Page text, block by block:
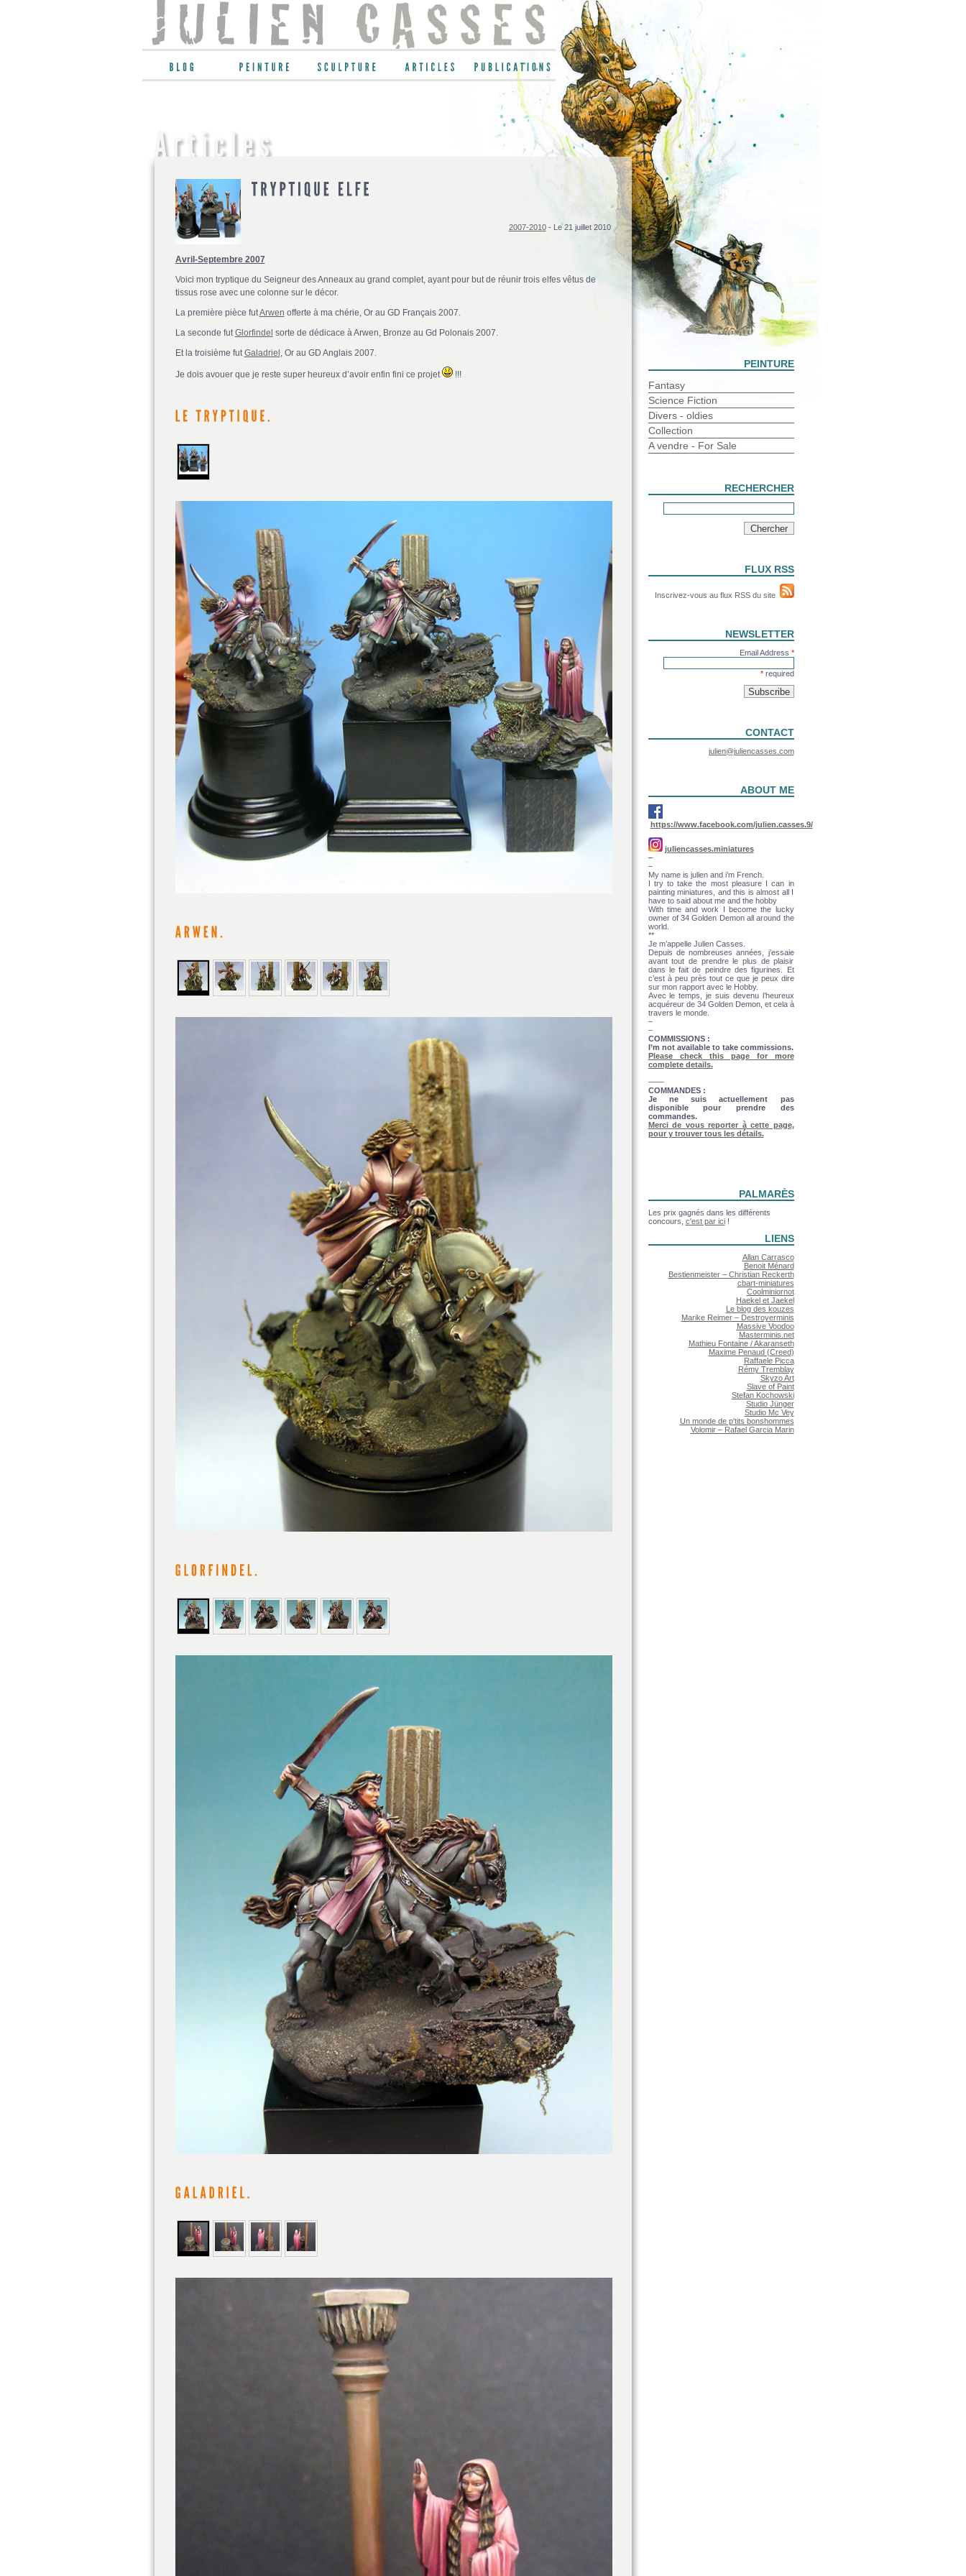
2007-2010- Le 21 juillet 2010
Avril-Septembre 2007
Voici mon tryptique du Seigneur des Anneaux au grand complet, ayant pour but de réunir trois elfes vêtus de
tissus rose avec une colonne sur le décor.
La première pièce futArwen offerte à ma chérie, Or au GD Français 2007.
La seconde futGlorfindel sorte de dédicace à Arwen, Bronze au Gd Polonais 2007.
Et la troisième futGaladriel , Or au GD Anglais 2007.
Je dois avouer que je reste super heureux d’avoir enfin fini ce projet !!!
PEINTURE
Fantasy
Science Fiction
Divers - oldies
Collection
A vendre - For Sale
RECHERCHER
FLUX RSS
Inscrivez-vous au flux RSS du site
NEWSLETTER
Email Address *
*required
CONTACT
julien@juliencasses.com
ABOUT ME
https://www.facebook.com/julien.casses.9/
juliencasses.miniatures
–
–
My name is julien and i’m French.
I try to take the most pleasure I can in
painting miniatures, and this is almost all I
have to said about me and the hobby
With time and work I become the lucky
owner of 34 Golden Demon all around the
world.
**
Je m’appelle Julien Casses.
Depuis de nombreuses années, j’essaie
avant tout de prendre le plus de plaisir
dans le fait de peindre des figurines. Et
c’est à peu près tout ce que je peux dire
sur mon rapport avec le Hobby.
Avec le temps, je suis devenu l’heureux
acquéreur de 34 Golden Demon, et cela à
travers le monde.
–
–
COMMISSIONS :
I’m not available to take commissions.
Please check this page for more
complete details.
——
COMMANDES :
Je ne suis actuellement pas
disponible pour prendre des
commandes.
Merci de vous reporter à cette page,
pour y trouver tous les détails.
PALMARÈS
Les prix gagnés dans les différents
concours, c'est par ici!
LIENS
Allan Carrasco
Benoit Ménard
Bestienmeister – Christian Reckerth
cbart-miniatures
Coolminiornot
Haekel et Jaekel
Le blog des kouzes
Marike Reimer – Destroyerminis
Massive Voodoo
Masterminis.net
Mathieu Fontaine / Akaranseth
Maxime Penaud (Creed)
Raffaele Picca
Rémy Tremblay
Skyzo Art
Slave of Paint
Stefan Kochowski
Studio Jünger
Studio Mc Vey
Un monde de p'tits bonshommes
Volomir – Rafael Garcia Marin